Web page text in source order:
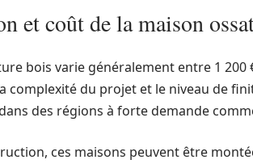
et coût de la maison
bois varie généralement entre 1 200
complexité du projet et le niveau de
des régions à forte demande
ces maisons peuvent être